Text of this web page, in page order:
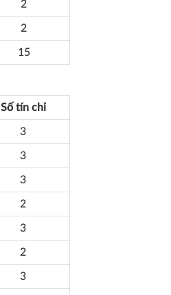
2
2
15
Số tín chỉ
3
3
3
2
3
2
3